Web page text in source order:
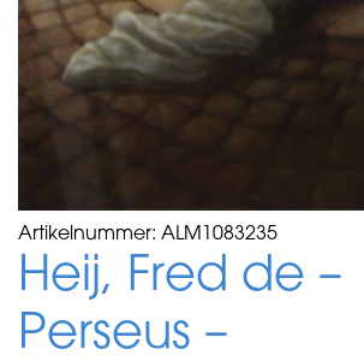
Artikelnummer: ALM1083235
Heij, Fred de –
Perseus –